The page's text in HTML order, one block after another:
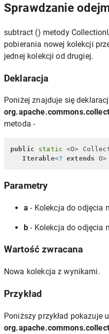
Sprawdzanie
subtract () metody
pobierania nowej kolekcji
jednej kolekcji od drugiej.
Deklaracja
Poniżej znajduje się
metoda -
public static <O>
Iterable<? extends
Parametry
a - Kolekcja do odjęcia
b - Kolekcja do odjęcia
Wartość zwracana
Nowa kolekcja z wynikami.
Przykład
Poniższy przykład pokazuje